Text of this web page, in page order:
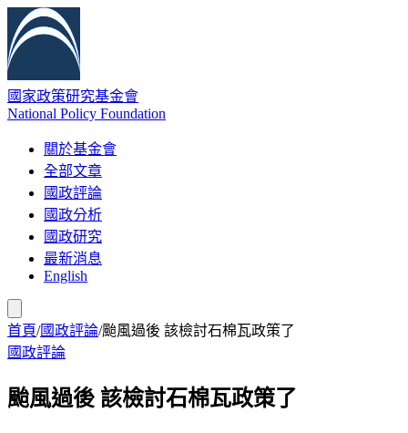
國家政策研究基金會
National Policy Foundation
關於基金會
全部文章
國政評論
國政分析
國政研究
最新消息
English
首頁/國政評論/颱風過後 該檢討石棉瓦政策了
國政評論
颱風過後 該檢討石棉瓦政策了